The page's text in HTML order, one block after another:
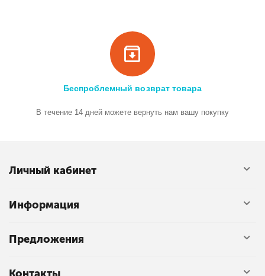
Беспроблемный возврат товара
В течение 14 дней можете вернуть нам вашу покупку
Личный кабинет
Информация
Предложения